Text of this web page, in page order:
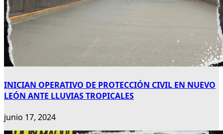
INICIAN OPERATIVO DE PROTECCIÓN CIVIL EN NUEVO
LEÓN ANTE LLUVIAS TROPICALES
junio 17, 2024